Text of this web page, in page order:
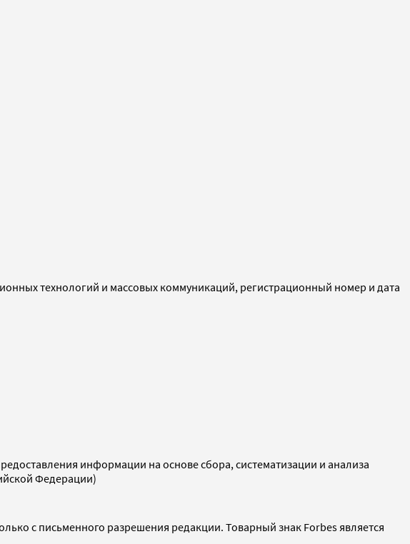
технологий и массовых коммуникаций, регистрационный номер и дата
информации на основе сбора, систематизации и анализа
Федерации)
с письменного разрешения редакции. Товарный знак Forbes является